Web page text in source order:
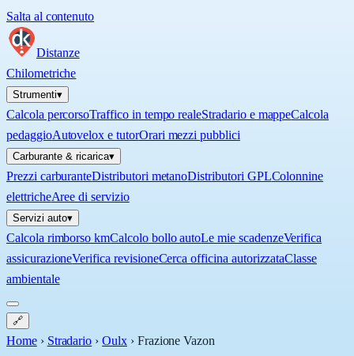
Salta al contenuto
Distanze
Chilometriche
Strumenti▾
Calcola percorsoTraffico in tempo realeStradario e mappeCalcola
pedaggioAutovelox e tutorOrari mezzi pubblici
Carburante & ricarica▾
Prezzi carburanteDistributori metanoDistributori GPLColonnine
elettricheAree di servizio
Servizi auto▾
Calcola rimborso kmCalcolo bollo autoLe mie scadenzeVerifica
assicurazioneVerifica revisioneCerca officina autorizzataClasse
ambientale
🔗
Home › Stradario › Oulx › Frazione Vazon